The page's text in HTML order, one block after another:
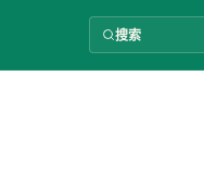
搜索